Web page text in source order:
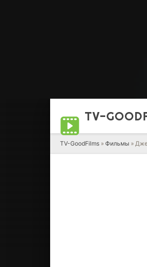
TV-GOOD
TV-GoodFilms » Фильмы »